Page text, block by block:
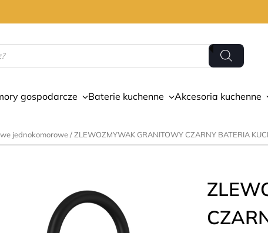
gospodarcze Baterie kuchenne Akcesoria kuchenne
jednokomorowe/ ZLEWOZMYWAK GRANITOWY CZARNY BATERIA